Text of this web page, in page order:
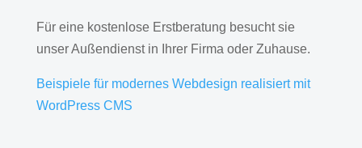
Für eine kostenlose Erstberatung besucht sie
unser Außendienst in Ihrer Firma oder Zuhause.
Beispiele für modernes Webdesign realisiert mit
WordPress CMS